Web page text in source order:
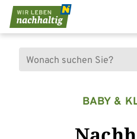
Navigation überspringen
Suche
BABY &